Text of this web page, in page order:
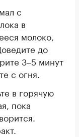
с
в
молоко,
до
3–5 минут
с огня.
в горячую
пока